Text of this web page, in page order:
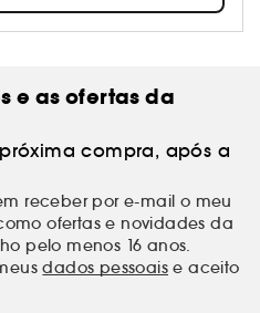
e as ofertas da
compra, após a
receber por e-mail o meu
ofertas e novidades da
pelo menos 16 anos.
dados pessoais e aceito